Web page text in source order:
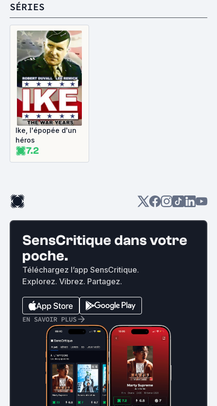
SÉRIES
Ike, l'épopée d'un
héros
7.2
SensCritique dans votre
poche.
Téléchargez l’app SensCritique.
Explorez. Vibrez. Partagez.
EN SAVOIR PLUS